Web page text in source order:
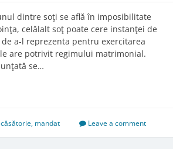
dintre soţi se află în imposibilitate
celălalt soţ poate cere instanţei de
a-l reprezenta pentru exercitarea
are potrivit regimului matrimonial.
se…
căsătorie, mandat Leave a comment